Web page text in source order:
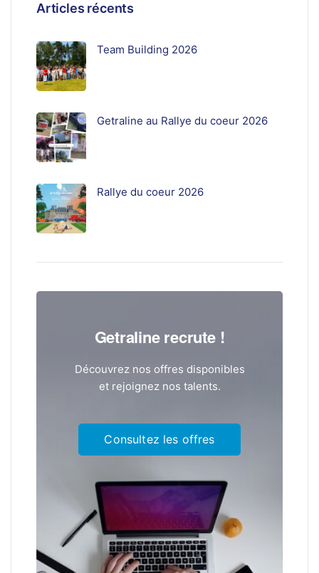
Articles récents
Team Building 2026
Getraline au Rallye du coeur 2026
Rallye du coeur 2026
Getraline recrute !
Découvrez nos offres disponibles
et rejoignez nos talents.
Consultez les offres